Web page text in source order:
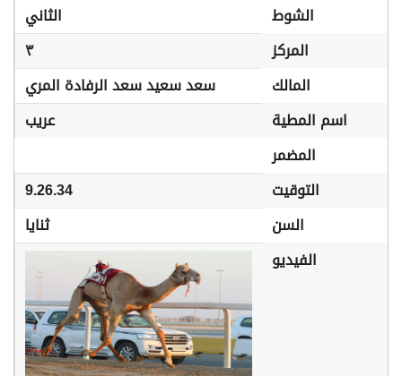
الشوط
الثاني
المركز
٣
المالك
سعد سعيد سعد الرفادة المري
اسم المطية
عريب
المضمر
التوقيت
9.26.34
السن
ثنايا
الفيديو